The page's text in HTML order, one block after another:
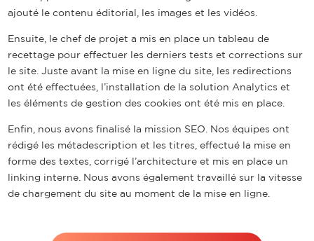
ajouté le contenu éditorial, les images et les vidéos.
Ensuite, le chef de projet a mis en place un tableau de
recettage pour effectuer les derniers tests et corrections sur
le site. Juste avant la mise en ligne du site, les redirections
ont été effectuées, l’installation de la solution Analytics et
les éléments de gestion des cookies ont été mis en place.
Enfin, nous avons finalisé la mission SEO. Nos équipes ont
rédigé les métadescription et les titres, effectué la mise en
forme des textes, corrigé l’architecture et mis en place un
linking interne. Nous avons également travaillé sur la vitesse
de chargement du site au moment de la mise en ligne.